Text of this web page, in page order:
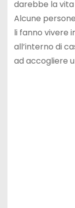
darebbe la
Alcune
li fanno vivere
all’interno di
ad accogliere